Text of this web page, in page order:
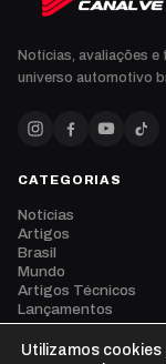
Notícias, avaliações e
universo automotivo
CATEGORIAS
Notícias
Artigos
Brasil
Mundo
Artigos Técnicos
Lançamentos
Eventos
Opinião
Utilizamos cookies